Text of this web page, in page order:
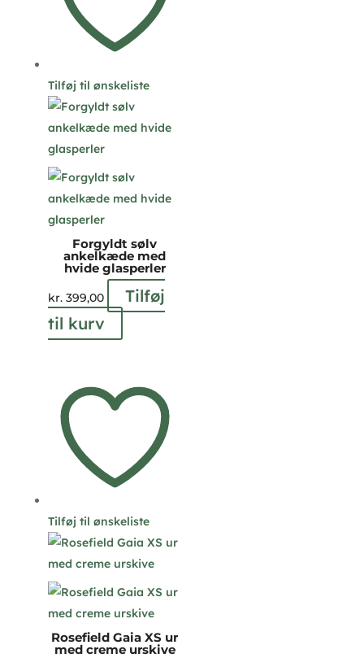
Tilføj til ønskeliste
Forgyldt sølv
ankelkæde med
hvide glasperler
kr.399,00
Tilføj
til kurv
Tilføj til ønskeliste
Rosefield Gaia XS ur
med creme urskive